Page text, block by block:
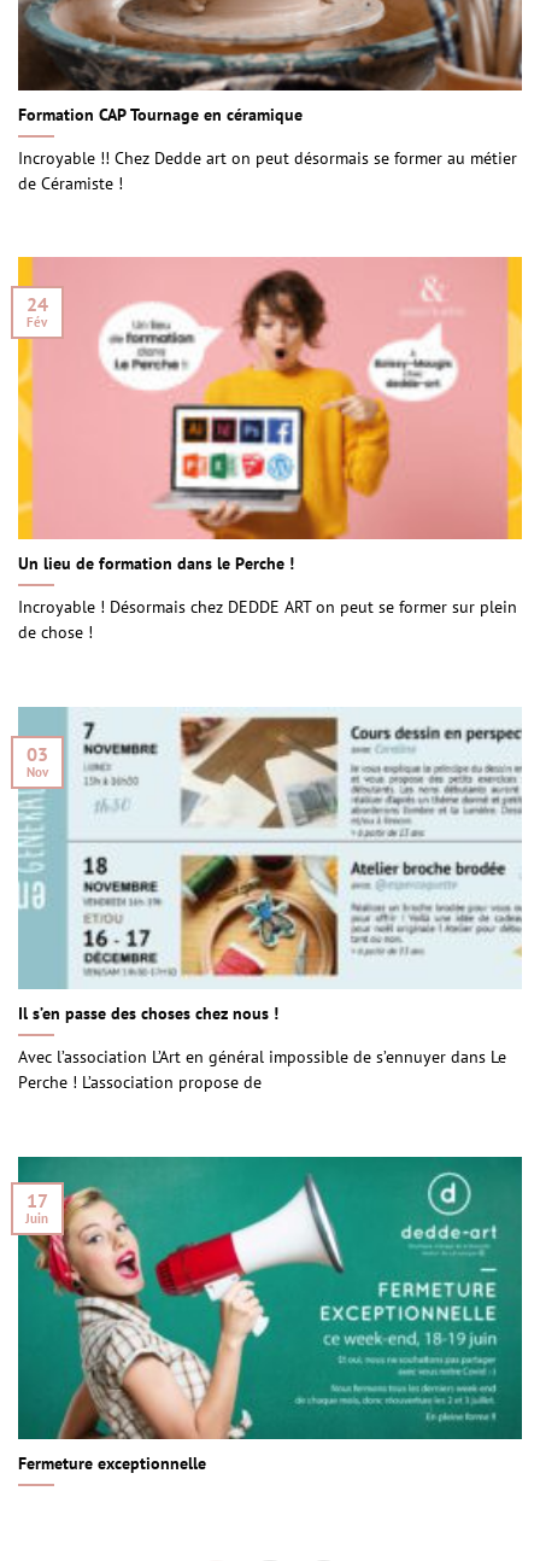
Formation CAP Tournage en céramique
Incroyable !! Chez Dedde art on peut désormais se former au métier
de Céramiste !
Un lieu de formation dans le Perche !
Incroyable ! Désormais chez DEDDE ART on peut se former sur plein
de chose !
24
Fév
Il s’en passe des choses chez nous !
Avec l’association L’Art en général impossible de s’ennuyer dans Le
Perche ! L’association propose de
03
Nov
Fermeture exceptionnelle
17
Juin